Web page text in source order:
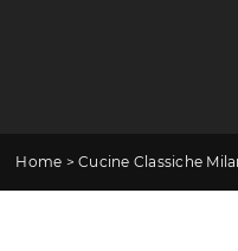
Home >Cucine Classiche